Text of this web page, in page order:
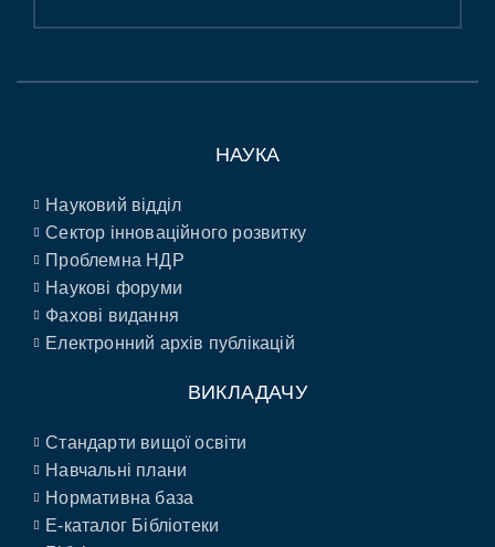
НАУКА
Науковий відділ
Сектор інноваційного розвитку
Проблемна НДР
Наукові форуми
Фахові видання
Електронний архів публікацій
ВИКЛАДАЧУ
Стандарти вищої освіти
Навчальні плани
Нормативна база
E-каталог Бібліотеки